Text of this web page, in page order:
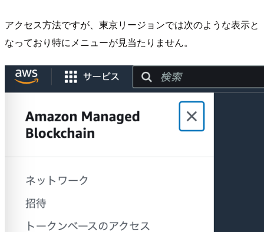
アクセス方法ですが、東京リージョンでは次のような表示と
なっており特にメニューが見当たりません。